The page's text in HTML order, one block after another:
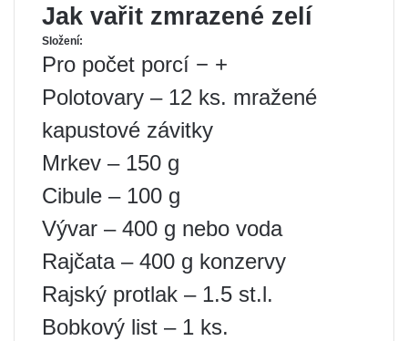
Jak vařit zmrazené zelí
Složení:
Pro počet porcí − +
Polotovary – 12 ks. mražené
kapustové závitky
Mrkev – 150 g
Cibule – 100 g
Vývar – 400 g nebo voda
Rajčata – 400 g konzervy
Rajský protlak – 1.5 st.l.
Bobkový list – 1 ks.